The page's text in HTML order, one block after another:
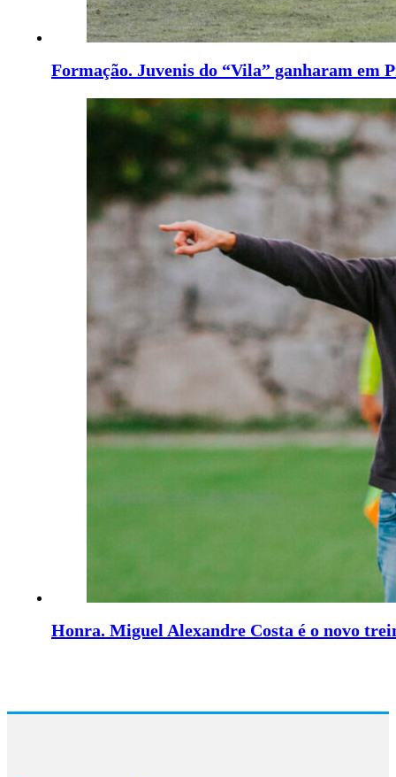
Formação. Juvenis do “Vila” ganharam em
Honra. Miguel Alexandre Costa é o novo